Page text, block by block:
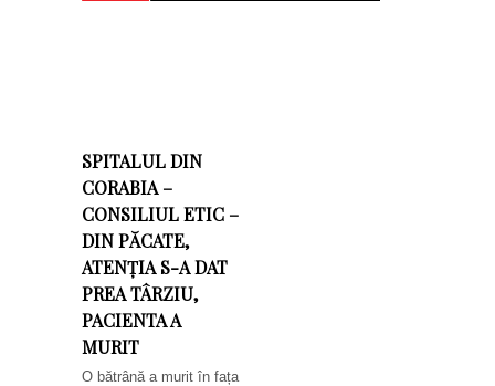
SPITALUL DIN
CORABIA –
CONSILIUL ETIC –
DIN PĂCATE,
ATENȚIA S-A DAT
PREA TÂRZIU,
PACIENTA A
MURIT
O bătrână a murit în fața